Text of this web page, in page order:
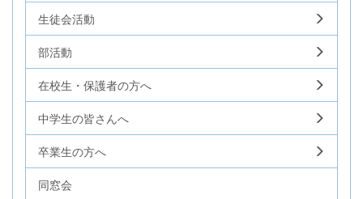
生徒会活動
部活動
在校生・保護者の方へ
中学生の皆さんへ
卒業生の方へ
同窓会